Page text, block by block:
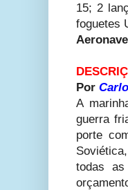
15; 2
foguetes
Por
A
guerra
porte
todas